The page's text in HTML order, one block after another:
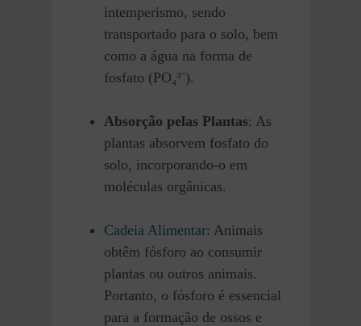
intemperismo, sendo
transportado para o solo, bem
como a água na forma de
fosfato (PO₄³⁻).
Absorção pelas Plantas: As
plantas absorvem fosfato do
solo, incorporando-o em
moléculas orgânicas.
Cadeia Alimentar: Animais
obtêm fósforo ao consumir
plantas ou outros animais.
Portanto, o fósforo é essencial
para a formação de ossos e